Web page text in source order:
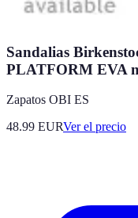
Sandalias
PLATFORM EVA
Zapatos OBI ES
48.99 EURVer el precio